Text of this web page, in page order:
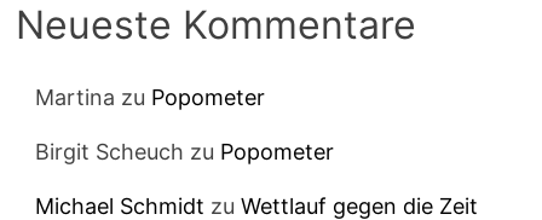
Neueste Kommentare
Martina zu Popometer
Birgit Scheuch zu Popometer
Michael Schmidt zuWettlauf gegen die Zeit